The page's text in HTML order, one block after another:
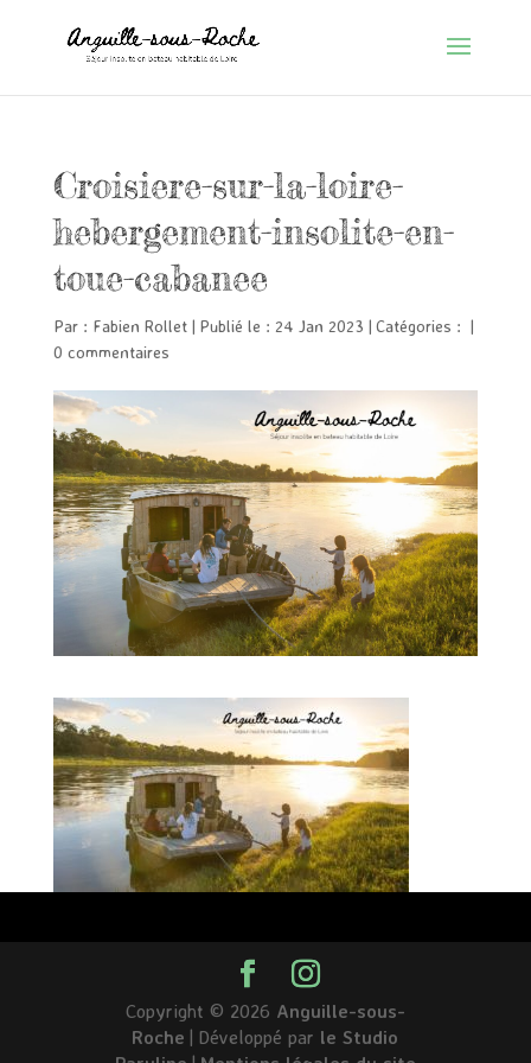
Croisiere-sur-la-loire-
hebergement-insolite-en-
toue-cabanee
Par : Fabien Rollet | Publié le : 24 Jan 2023 | Catégories : |
0 commentaires
Copyright © 2026 Anguille-sous-
Roche | Développé par le Studio